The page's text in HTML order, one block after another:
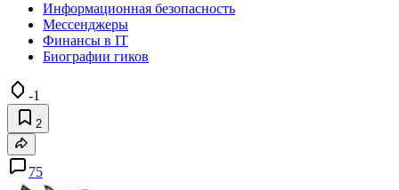
Информационная безопасность
Мессенджеры
Финансы в IT
Биографии гиков
-1
2
75